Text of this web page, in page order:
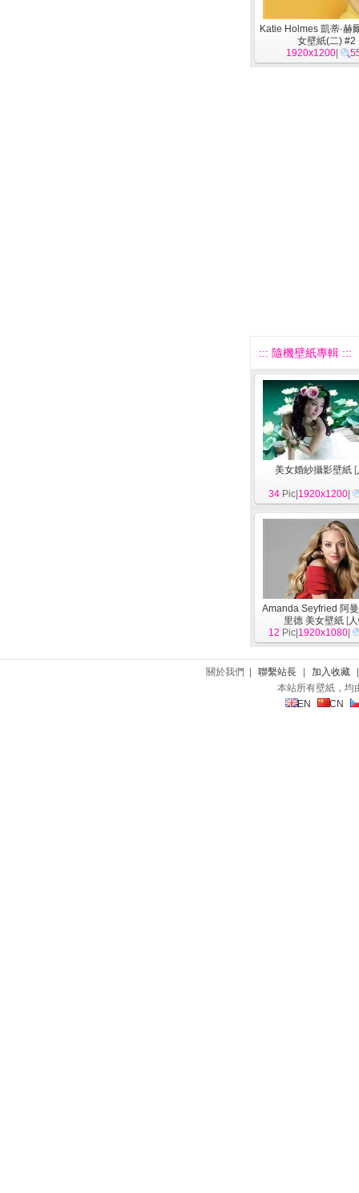
Katie Holmes 凱蒂·赫
女壁紙(二) #2
1920x1200
::: 隨機壁紙專輯 :::
美女婚紗攝影壁紙 [
34 Pic| 1920x1200
Amanda Seyfried 阿
里德 美女壁紙 [
12 Pic| 1920x1080
關於我們 | 聯繫站長 加入收藏
本站所有壁紙，均
EN
CN